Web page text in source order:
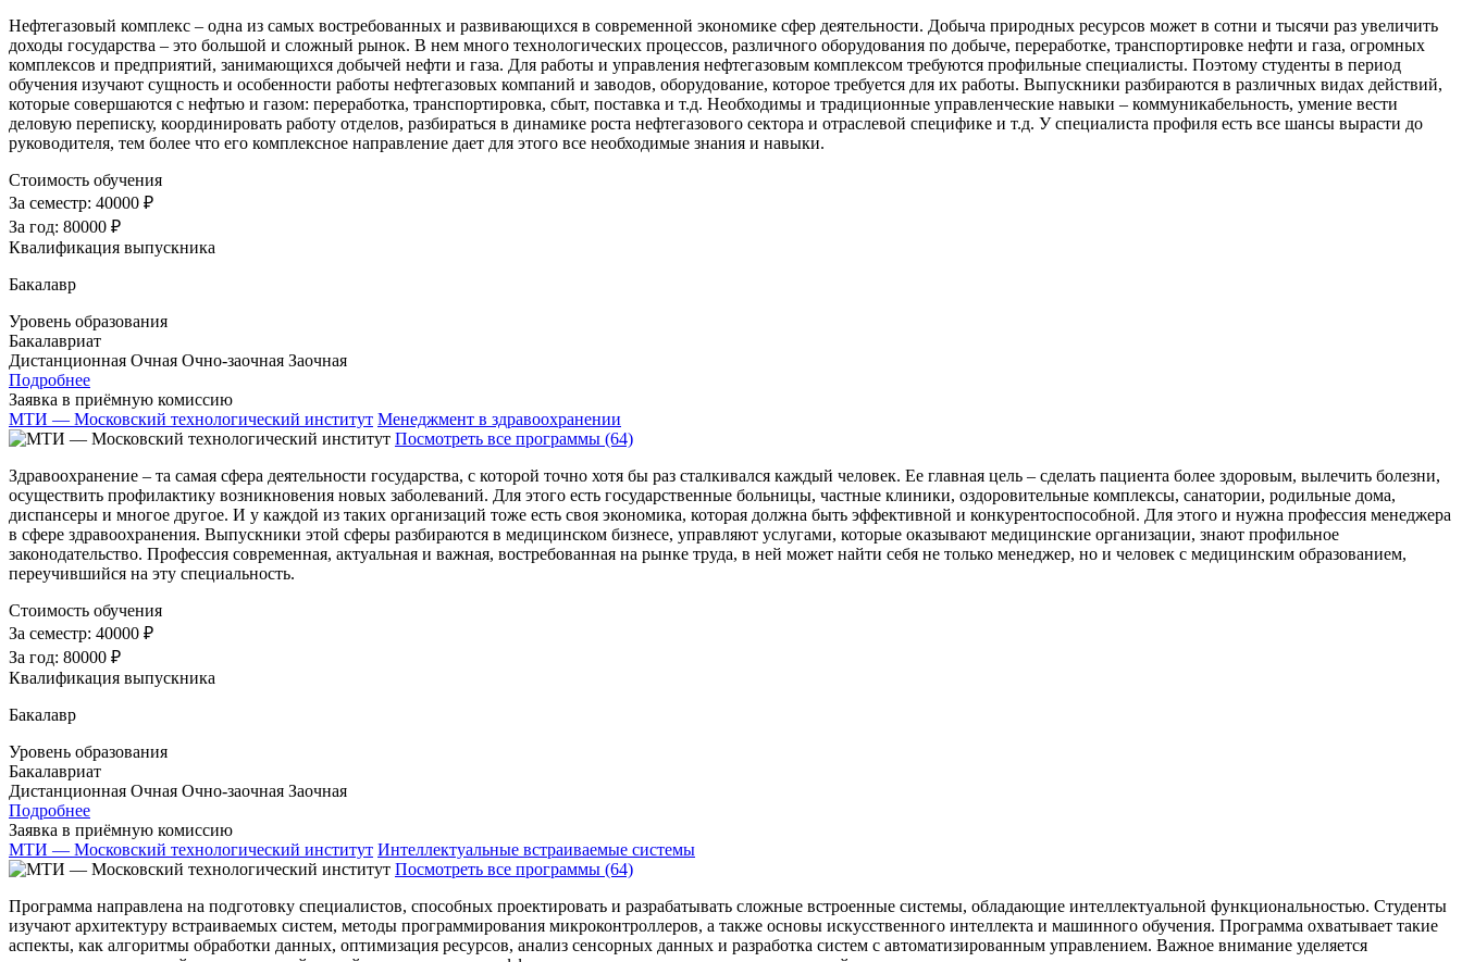
Нефтегазовый комплекс – одна из самых востребованных и развивающихся в современной экономике сфер деятельности. Добыча природных ресурсов может в сотни и тысячи раз увеличить
доходы государства – это большой и сложный рынок. В нем много технологических процессов, различного оборудования по добыче, переработке, транспортировке нефти и газа, огромных
комплексов и предприятий, занимающихся добычей нефти и газа. Для работы и управления нефтегазовым комплексом требуются профильные специалисты. Поэтому студенты в период
обучения изучают сущность и особенности работы нефтегазовых компаний и заводов, оборудование, которое требуется для их работы. Выпускники разбираются в различных видах действий,
которые совершаются с нефтью и газом: переработка, транспортировка, сбыт, поставка и т.д. Необходимы и традиционные управленческие навыки – коммуникабельность, умение вести
деловую переписку, координировать работу отделов, разбираться в динамике роста нефтегазового сектора и отраслевой специфике и т.д. У специалиста профиля есть все шансы вырасти до
руководителя, тем более что его комплексное направление дает для этого все необходимые знания и навыки.
Стоимость обучения
За семестр: 40000 ₽
За год: 80000 ₽
Квалификация выпускника
Бакалавр
Уровень образования
Бакалавриат
Дистанционная Очная Очно-заочная Заочная
Подробнее
Заявка в приёмную комиссию
МТИ — Московский технологический институт Менеджмент в здравоохранении
Посмотреть все программы (64)
Здравоохранение – та самая сфера деятельности государства, с которой точно хотя бы раз сталкивался каждый человек. Ее главная цель – сделать пациента более здоровым, вылечить болезни,
осуществить профилактику возникновения новых заболеваний. Для этого есть государственные больницы, частные клиники, оздоровительные комплексы, санатории, родильные дома,
диспансеры и многое другое. И у каждой из таких организаций тоже есть своя экономика, которая должна быть эффективной и конкурентоспособной. Для этого и нужна профессия менеджера
в сфере здравоохранения. Выпускники этой сферы разбираются в медицинском бизнесе, управляют услугами, которые оказывают медицинские организации, знают профильное
законодательство. Профессия современная, актуальная и важная, востребованная на рынке труда, в ней может найти себя не только менеджер, но и человек с медицинским образованием,
переучившийся на эту специальность.
Стоимость обучения
За семестр: 40000 ₽
За год: 80000 ₽
Квалификация выпускника
Бакалавр
Уровень образования
Бакалавриат
Дистанционная Очная Очно-заочная Заочная
Подробнее
Заявка в приёмную комиссию
МТИ — Московский технологический институт Интеллектуальные встраиваемые системы
Посмотреть все программы (64)
Программа направлена на подготовку специалистов, способных проектировать и разрабатывать сложные встроенные системы, обладающие интеллектуальной функциональностью. Студенты
изучают архитектуру встраиваемых систем, методы программирования микроконтроллеров, а также основы искусственного интеллекта и машинного обучения. Программа охватывает такие
аспекты, как алгоритмы обработки данных, оптимизация ресурсов, анализ сенсорных данных и разработка систем с автоматизированным управлением. Важное внимание уделяется